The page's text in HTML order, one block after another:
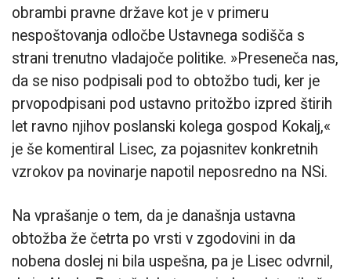
obrambi pravne države kot je v primeru
nespoštovanja odločbe Ustavnega sodišča s
strani trenutno vladajoče politike. »Preseneča nas,
da se niso podpisali pod to obtožbo tudi, ker je
prvopodpisani pod ustavno pritožbo izpred štirih
let ravno njihov poslanski kolega gospod Kokalj,«
je še komentiral Lisec, za pojasnitev konkretnih
vzrokov pa novinarje napotil neposredno na NSi.
Na vprašanje o tem, da je današnja ustavna
obtožba že četrta po vrsti v zgodovini in da
nobena doslej ni bila uspešna, pa je Lisec odvrnil,